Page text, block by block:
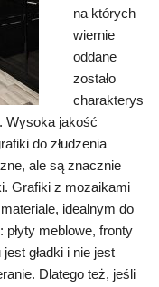
na których
wiernie
oddane
zostało
charakterys
Wysoka jakość
do złudzenia
ale są znacznie
Grafiki z mozaikami
idealnym do
płyty meblowe, fronty
gładki i nie jest
Dlatego też, jeśli